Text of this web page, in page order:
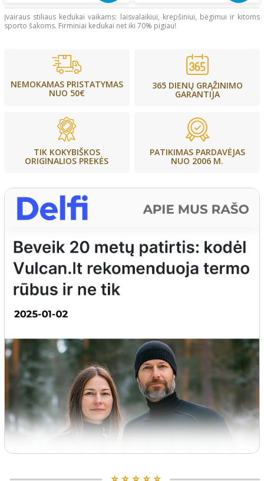
Įvairaus stiliaus kedukai vaikams: laisvalaikiui, krepšiniui, bėgimui ir kitoms
sporto šakoms. Firminiai kedukai net iki 70% pigiau!
NEMOKAMAS PRISTATYMAS
NUO 50€
365 DIENŲ GRĄŽINIMO
GARANTIJA
TIK KOKYBIŠKOS
ORIGINALIOS PREKĖS
PATIKIMAS PARDAVĖJAS
NUO 2006 M.